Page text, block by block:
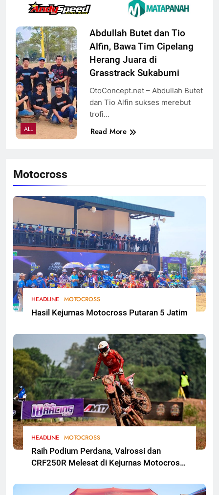
Motocross
HEADLINE MOTOCROSS
Hasil Kejurnas Motocross Putaran 5 Jatim
HEADLINE MOTOCROSS
Raih Podium Perdana, Valrossi dan
CRF250R Melesat di Kejurnas Motocross
ALL
Abdullah Butet dan Tio
Alfin, Bawa Tim Cipelang
Herang Juara di
Grasstrack Sukabumi
OtoConcept.net – Abdullah Butet
dan Tio Alfin sukses merebut
trofi…
Read More